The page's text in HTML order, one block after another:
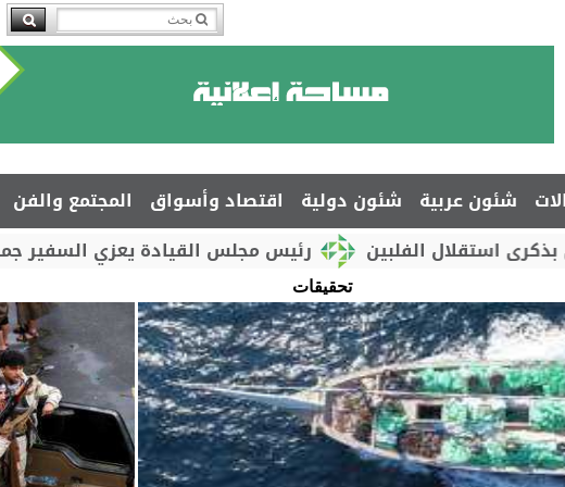
شئون عربية شئون دولية اقتصاد وأسواق المجتمع والفن
رئيس مجلس القيادة يعزي السفير جمال السلال الفلبين
تحقيقات